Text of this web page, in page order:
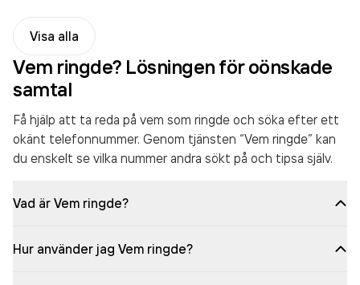
Visa alla
Vem ringde? Lösningen för oönskade
samtal
Få hjälp att ta reda på vem som ringde och söka efter ett
okänt telefonnummer. Genom tjänsten “Vem ringde” kan
du enskelt se vilka nummer andra sökt på och tipsa själv.
Vad är Vem ringde?
Hur använder jag Vem ringde?